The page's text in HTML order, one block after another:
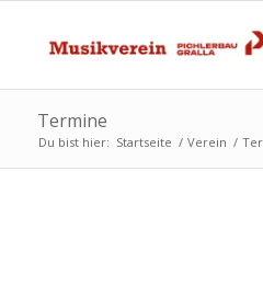
Termine
Du bist hier: Startseite / Verein /